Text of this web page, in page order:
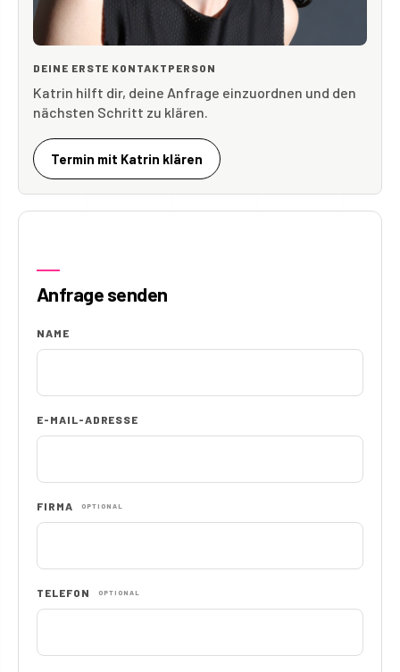
DEINE ERSTE KONTAKTPERSON
Katrin hilft dir, deine Anfrage einzuordnen und den
nächsten Schritt zu klären.
Termin mit Katrin klären
Anfrage senden
NAME
E-MAIL-ADRESSE
FIRMA OPTIONAL
TELEFON OPTIONAL